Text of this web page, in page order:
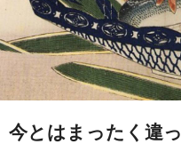
今とはまったく違